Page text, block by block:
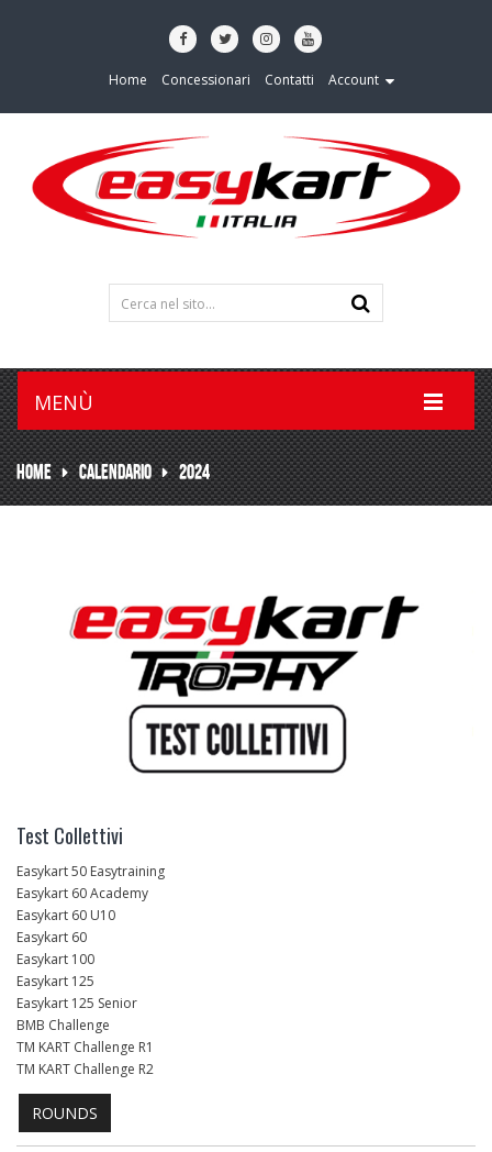
Home Concessionari Contatti Account
MENÙ
HOME CALENDARIO 2024
Test Collettivi
Easykart 50 Easytraining
Easykart 60 Academy
Easykart 60 U10
Easykart 60
Easykart 100
Easykart 125
Easykart 125 Senior
BMB Challenge
TM KART Challenge R1
TM KART Challenge R2
ROUNDS